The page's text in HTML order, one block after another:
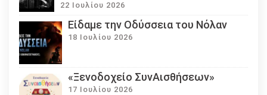
22 Ιουλίου 2026
Eίδαμε την Οδύσσεια του Νόλαν
18 Ιουλίου 2026
«Ξενοδοχείο ΣυνΑισθήσεων»
17 Ιουλίου 2026